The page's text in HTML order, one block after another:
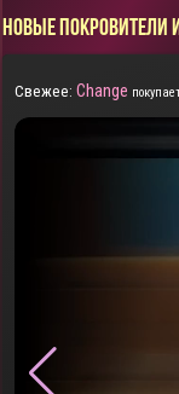
НОВЫЕ ПОКРОВИТЕЛИ
Свежее: Change